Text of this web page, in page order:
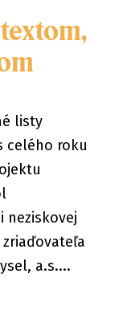
listy
celého roku
neziskovej
zriaďovateľa
a.s....